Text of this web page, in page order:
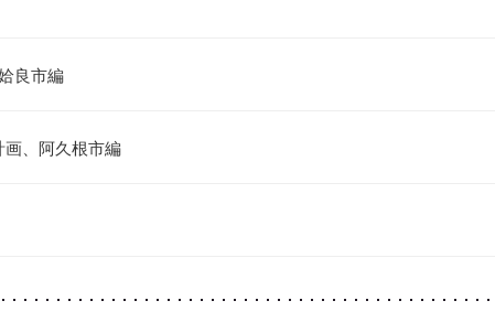
良市編
、阿久根市編